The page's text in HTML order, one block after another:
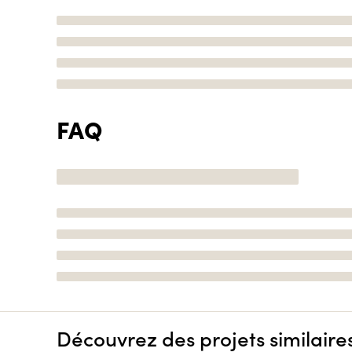
FAQ
Découvrez des projets